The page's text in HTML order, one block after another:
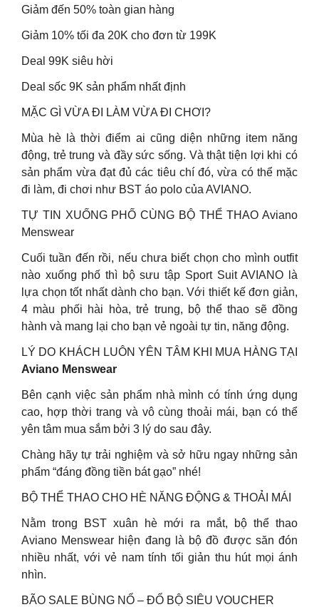
Giảm đến 50% toàn gian hàng
Giảm 10% tối đa 20K cho đơn từ 199K
Deal 99K siêu hời
Deal sốc 9K sản phẩm nhất định
MẶC GÌ VỪA ĐI LÀM VỪA ĐI CHƠI?
Mùa hè là thời điểm ai cũng diện những item năng
động, trẻ trung và đầy sức sống. Và thật tiện lợi khi có
sản phẩm vừa đạt đủ các tiêu chí đó, vừa có thể mặc
đi làm, đi chơi như BST áo polo của AVIANO.
TỰ TIN XUỐNG PHỐ CÙNG BỘ THỂ THAO Aviano
Menswear
Cuối tuần đến rồi, nếu chưa biết chọn cho mình outfit
nào xuống phố thì bộ sưu tập Sport Suit AVIANO là
lựa chọn tốt nhất dành cho bạn. Với thiết kế đơn giản,
4 màu phối hài hòa, trẻ trung, bộ thể thao sẽ đồng
hành và mang lại cho bạn vẻ ngoài tự tin, năng động.
LÝ DO KHÁCH LUÔN YÊN TÂM KHI MUA HÀNG TẠI
Aviano Menswear
Bên cạnh việc sản phẩm nhà mình có tính ứng dụng
cao, hợp thời trang và vô cùng thoải mái, bạn có thể
yên tâm mua sắm bởi 3 lý do sau đây.
Chàng hãy tự trải nghiệm và sở hữu ngay những sản
phẩm “đáng đồng tiền bát gạo” nhé!
BỘ THỂ THAO CHO HÈ NĂNG ĐỘNG & THOẢI MÁI
Nằm trong BST xuân hè mới ra mắt, bộ thể thao
Aviano Menswear hiện đang là bộ đồ được săn đón
nhiều nhất, với vẻ nam tính tối giản thu hút mọi ánh
nhìn.
BÃO SALE BÙNG NỔ – ĐỔ BỘ SIÊU VOUCHER